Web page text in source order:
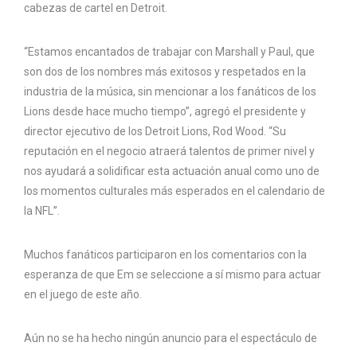
cabezas de cartel en Detroit.
“Estamos encantados de trabajar con Marshall y Paul, que
son dos de los nombres más exitosos y respetados en la
industria de la música, sin mencionar a los fanáticos de los
Lions desde hace mucho tiempo”, agregó el presidente y
director ejecutivo de los Detroit Lions, Rod Wood. “Su
reputación en el negocio atraerá talentos de primer nivel y
nos ayudará a solidificar esta actuación anual como uno de
los momentos culturales más esperados en el calendario de
la NFL”.
Muchos fanáticos participaron en los comentarios con la
esperanza de que Em se seleccione a sí mismo para actuar
en el juego de este año.
Aún no se ha hecho ningún anuncio para el espectáculo de